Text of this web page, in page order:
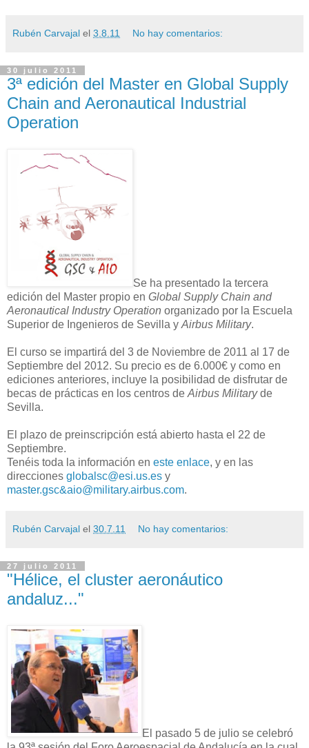
Rubén Carvajal el 3.8.11 No hay comentarios:
30 julio 2011
3ª edición del Master en Global Supply
Chain and Aeronautical Industrial
Operation
Se ha presentado la tercera
edición del Master propio en Global Supply Chain and
Aeronautical Industry Operation organizado por la Escuela
Superior de Ingenieros de Sevilla y Airbus Military.
El curso se impartirá del 3 de Noviembre de 2011 al 17 de
Septiembre del 2012. Su precio es de 6.000€ y como en
ediciones anteriores, incluye la posibilidad de disfrutar de
becas de prácticas en los centros de Airbus Militaryde
Sevilla.
El plazo de preinscripción está abierto hasta el 22 de
Septiembre.
Tenéis toda la información en este enlace, y en las
direcciones globalsc@esi.us.es y
master.gsc&aio@military.airbus.com.
Rubén Carvajal el 30.7.11 No hay comentarios:
27 julio 2011
"Hélice, el cluster aeronáutico
andaluz..."
El pasado 5 de julio se celebró